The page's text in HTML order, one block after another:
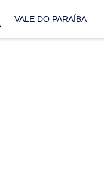
VALE DO PARAÍBA